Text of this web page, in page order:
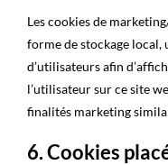
Les cookies de
forme de stockage
d’utilisateurs afin
l’utilisateur sur ce site
finalités marketing
6. Cookies